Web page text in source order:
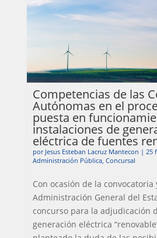
Competencias de las
Autónomas en el
puesta en
instalaciones de
eléctrica de fuentes
por Jesus Esteban Lacruz Mantecon | 25
Administración Pública, Concursal
Con ocasión de la
Administración General del
concurso para la adjudicación
generación eléctrica